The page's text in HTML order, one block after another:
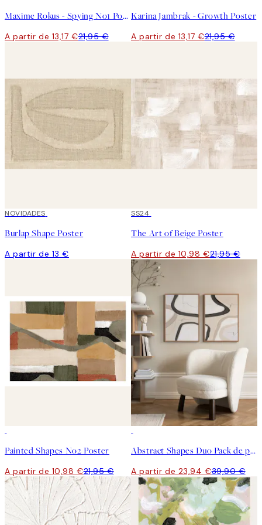
Maxime Rokus - Spying No1 Poster
A partir de 13,17 €21,95 €
Karina Jambrak - Growth Poster
A partir de 13,17 €21,95 €
NOVIDADES
Burlap Shape Poster
A partir de 13 €
50%*
SS24
The Art of Beige Poster
A partir de 10,98 €21,95 €
Painted Shapes No2 Poster
A partir de 10,98 €21,95 €
Abstract Shapes Duo Pack de posters
A partir de 23,94 €39,90 €